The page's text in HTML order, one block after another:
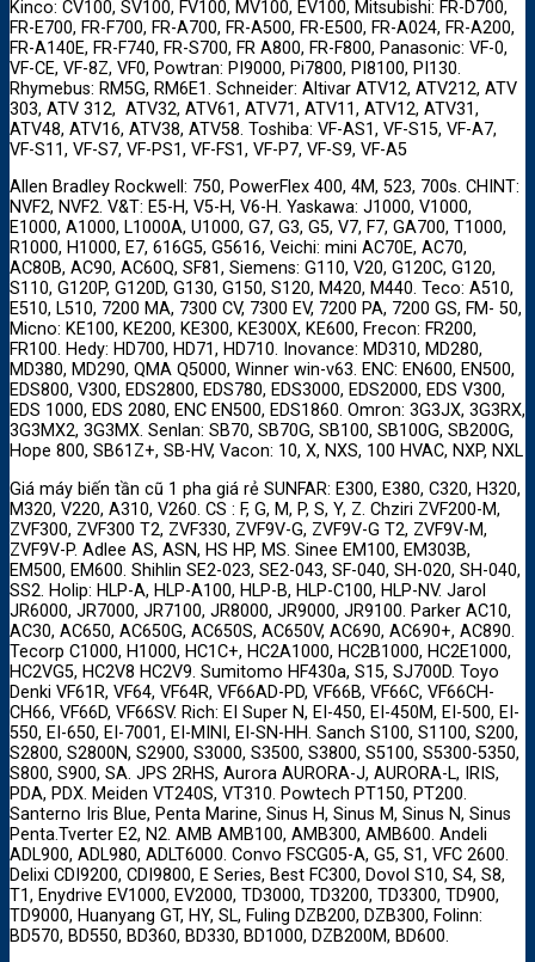
Kinco: CV100, SV100, FV100, MV100, EV100, Mitsubishi: FR-D700,
FR-E700, FR-F700, FR-A700, FR-A500, FR-E500, FR-A024, FR-A200,
FR-A140E, FR-F740, FR-S700, FR A800, FR-F800, Panasonic: VF-0,
VF-CE, VF-8Z, VF0, Powtran: PI9000, Pi7800, PI8100, PI130.
Rhymebus: RM5G, RM6E1. Schneider: Altivar ATV12, ATV212, ATV
303, ATV 312, ATV32, ATV61, ATV71, ATV11, ATV12, ATV31,
ATV48, ATV16, ATV38, ATV58. Toshiba: VF-AS1, VF-S15, VF-A7,
VF-S11, VF-S7, VF-PS1, VF-FS1, VF-P7, VF-S9, VF-A5
Allen Bradley Rockwell: 750, PowerFlex 400, 4M, 523, 700s. CHINT:
NVF2, NVF2. V&T: E5-H, V5-H, V6-H. Yaskawa: J1000, V1000,
E1000, A1000, L1000A, U1000, G7, G3, G5, V7, F7, GA700, T1000,
R1000, H1000, E7, 616G5, G5616, Veichi: mini AC70E, AC70,
AC80B, AC90, AC60Q, SF81, Siemens: G110, V20, G120C, G120,
S110, G120P, G120D, G130, G150, S120, M420, M440. Teco: A510,
E510, L510, 7200 MA, 7300 CV, 7300 EV, 7200 PA, 7200 GS, FM- 50,
Micno: KE100, KE200, KE300, KE300X, KE600, Frecon: FR200,
FR100. Hedy: HD700, HD71, HD710. Inovance: MD310, MD280,
MD380, MD290, QMA Q5000, Winner win-v63. ENC: EN600, EN500,
EDS800, V300, EDS2800, EDS780, EDS3000, EDS2000, EDS V300,
EDS 1000, EDS 2080, ENC EN500, EDS1860. Omron: 3G3JX, 3G3RX,
3G3MX2, 3G3MX. Senlan: SB70, SB70G, SB100, SB100G, SB200G,
Hope 800, SB61Z+, SB-HV, Vacon: 10, X, NXS, 100 HVAC, NXP, NXL
Giá máy biến tần cũ 1 pha giá rẻ SUNFAR: E300, E380, C320, H320,
M320, V220, A310, V260. CS : F, G, M, P, S, Y, Z. Chziri ZVF200-M,
ZVF300, ZVF300 T2, ZVF330, ZVF9V-G, ZVF9V-G T2, ZVF9V-M,
ZVF9V-P. Adlee AS, ASN, HS HP, MS. Sinee EM100, EM303B,
EM500, EM600. Shihlin SE2-023, SE2-043, SF-040, SH-020, SH-040,
SS2. Holip: HLP-A, HLP-A100, HLP-B, HLP-C100, HLP-NV. Jarol
JR6000, JR7000, JR7100, JR8000, JR9000, JR9100. Parker AC10,
AC30, AC650, AC650G, AC650S, AC650V, AC690, AC690+, AC890.
Tecorp C1000, H1000, HC1C+, HC2A1000, HC2B1000, HC2E1000,
HC2VG5, HC2V8 HC2V9. Sumitomo HF430a, S15, SJ700D. Toyo
Denki VF61R, VF64, VF64R, VF66AD-PD, VF66B, VF66C, VF66CH-
CH66, VF66D, VF66SV. Rich: EI Super N, EI-450, EI-450M, EI-500, EI-
550, EI-650, EI-7001, EI-MINI, EI-SN-HH. Sanch S100, S1100, S200,
S2800, S2800N, S2900, S3000, S3500, S3800, S5100, S5300-5350,
S800, S900, SA. JPS 2RHS, Aurora AURORA-J, AURORA-L, IRIS,
PDA, PDX. Meiden VT240S, VT310. Powtech PT150, PT200.
Santerno Iris Blue, Penta Marine, Sinus H, Sinus M, Sinus N, Sinus
Penta.Tverter E2, N2. AMB AMB100, AMB300, AMB600. Andeli
ADL900, ADL980, ADLT6000. Convo FSCG05-A, G5, S1, VFC 2600.
Delixi CDI9200, CDI9800, E Series, Best FC300, Dovol S10, S4, S8,
T1, Enydrive EV1000, EV2000, TD3000, TD3200, TD3300, TD900,
TD9000, Huanyang GT, HY, SL, Fuling DZB200, DZB300, Folinn:
BD570, BD550, BD360, BD330, BD1000, DZB200M, BD600.